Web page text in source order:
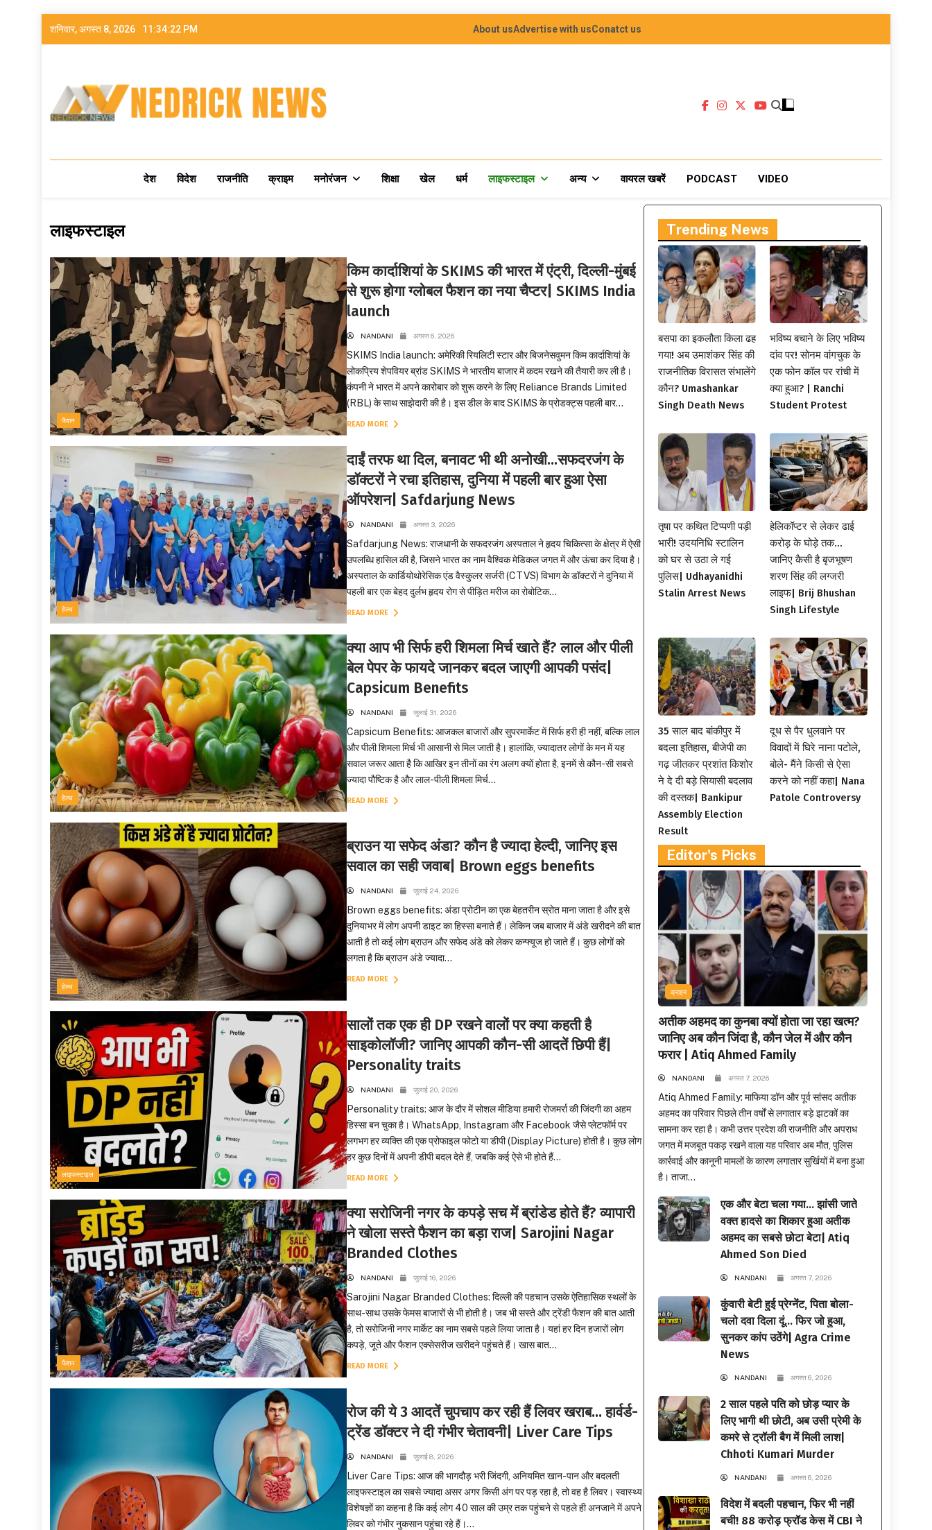
शनिवार, अगस्त 8, 2026 11:34:23 PM About usAdvertise with usConatct us
NEDRICK NEWS
देश विदेश राजनीति क्राइम मनोरंजन शिक्षा खेल धर्म लाइफस्टाइल अन्य वायरल खबरें PODCAST VIDEO
लाइफस्टाइल
फैशन
किम कार्दाशियां के SKIMS की भारत में एंट्री, दिल्ली-मुंबई
से शुरू होगा ग्लोबल फैशन का नया चैप्टर| SKIMS India
launch
NANDANI अगस्त 6, 2026
SKIMS India launch: अमेरिकी रियलिटी स्टार और बिजनेसवुमन किम कार्दाशियां के
लोकप्रिय शेपवियर ब्रांड SKIMS ने भारतीय बाजार में कदम रखने की तैयारी कर ली है।
कंपनी ने भारत में अपने कारोबार को शुरू करने के लिए Reliance Brands Limited
(RBL) के साथ साझेदारी की है। इस डील के बाद SKIMS के प्रोडक्ट्स पहली बार...
READ MORE
हेल्थ
दाईं तरफ था दिल, बनावट भी थी अनोखी…सफदरजंग के
डॉक्टरों ने रचा इतिहास, दुनिया में पहली बार हुआ ऐसा
ऑपरेशन| Safdarjung News
NANDANI अगस्त 3, 2026
Safdarjung News: राजधानी के सफदरजंग अस्पताल ने हृदय चिकित्सा के क्षेत्र में ऐसी
उपलब्धि हासिल की है, जिसने भारत का नाम वैश्विक मेडिकल जगत में और ऊंचा कर दिया है।
अस्पताल के कार्डियोथोरेसिक एंड वैस्कुलर सर्जरी (CTVS) विभाग के डॉक्टरों ने दुनिया में
पहली बार एक बेहद दुर्लभ हृदय रोग से पीड़ित मरीज का रोबोटिक...
READ MORE
हेल्थ
क्या आप भी सिर्फ हरी शिमला मिर्च खाते हैं? लाल और पीली
बेल पेपर के फायदे जानकर बदल जाएगी आपकी पसंद|
Capsicum Benefits
NANDANI जुलाई 31, 2026
Capsicum Benefits: आजकल बाजारों और सुपरमार्केट में सिर्फ हरी ही नहीं, बल्कि लाल
और पीली शिमला मिर्च भी आसानी से मिल जाती है। हालांकि, ज्यादातर लोगों के मन में यह
सवाल जरूर आता है कि आखिर इन तीनों का रंग अलग क्यों होता है, इनमें से कौन-सी सबसे
ज्यादा पौष्टिक है और लाल-पीली शिमला मिर्च...
READ MORE
हेल्थ
ब्राउन या सफेद अंडा? कौन है ज्यादा हेल्दी, जानिए इस
सवाल का सही जवाब| Brown eggs benefits
NANDANI जुलाई 24, 2026
Brown eggs benefits: अंडा प्रोटीन का एक बेहतरीन स्रोत माना जाता है और इसे
दुनियाभर में लोग अपनी डाइट का हिस्सा बनाते हैं। लेकिन जब बाजार में अंडे खरीदने की बात
आती है तो कई लोग ब्राउन और सफेद अंडे को लेकर कन्फ्यूज हो जाते हैं। कुछ लोगों को
लगता है कि ब्राउन अंडे ज्यादा...
READ MORE
लाइफस्टाइल
सालों तक एक ही DP रखने वालों पर क्या कहती है
साइकोलॉजी? जानिए आपकी कौन-सी आदतें छिपी हैं|
Personality traits
NANDANI जुलाई 20, 2026
Personality traits: आज के दौर में सोशल मीडिया हमारी रोजमर्रा की जिंदगी का अहम
हिस्सा बन चुका है। WhatsApp, Instagram और Facebook जैसे प्लेटफॉर्म पर
लगभग हर व्यक्ति की एक प्रोफाइल फोटो या डीपी (Display Picture) होती है। कुछ लोग
हर कुछ दिनों में अपनी डीपी बदल देते हैं, जबकि कई ऐसे भी होते हैं...
READ MORE
फैशन
क्या सरोजिनी नगर के कपड़े सच में ब्रांडेड होते हैं? व्यापारी
ने खोला सस्ते फैशन का बड़ा राज| Sarojini Nagar
Branded Clothes
NANDANI जुलाई 16, 2026
Sarojini Nagar Branded Clothes: दिल्ली की पहचान उसके ऐतिहासिक स्थलों के
साथ-साथ उसके फेमस बाजारों से भी होती है। जब भी सस्ते और ट्रेंडी फैशन की बात आती
है, तो सरोजिनी नगर मार्केट का नाम सबसे पहले लिया जाता है। यहां हर दिन हजारों लोग
कपड़े, जूते और फैशन एक्सेसरीज खरीदने पहुंचते हैं। खास बात...
READ MORE
रोज की ये 3 आदतें चुपचाप कर रही हैं लिवर खराब… हार्वर्ड-
ट्रेंड डॉक्टर ने दी गंभीर चेतावनी| Liver Care Tips
NANDANI जुलाई 8, 2026
Liver Care Tips: आज की भागदौड़ भरी जिंदगी, अनियमित खान-पान और बदलती
लाइफस्टाइल का सबसे ज्यादा असर अगर किसी अंग पर पड़ रहा है, तो वह है लिवर। स्वास्थ्य
विशेषज्ञों का कहना है कि कई लोग 40 साल की उम्र तक पहुंचने से पहले ही अनजाने में अपने
लिवर को गंभीर नुकसान पहुंचा रहे हैं।...
Trending News
बसपा का इकलौता किला ढह
गया! अब उमाशंकर सिंह की
राजनीतिक विरासत संभालेंगे
कौन? Umashankar
Singh Death News
भविष्य बचाने के लिए भविष्य
दांव पर! सोनम वांगचुक के
एक फोन कॉल पर रांची में
क्या हुआ? | Ranchi
Student Protest
तृषा पर कथित टिप्पणी पड़ी
भारी! उदयनिधि स्टालिन
को घर से उठा ले गई
पुलिस| Udhayanidhi
Stalin Arrest News
हेलिकॉप्टर से लेकर ढाई
करोड़ के घोड़े तक…
जानिए कैसी है बृजभूषण
शरण सिंह की लग्जरी
लाइफ| Brij Bhushan
Singh Lifestyle
35 साल बाद बांकीपुर में
बदला इतिहास, बीजेपी का
गढ़ जीतकर प्रशांत किशोर
ने दे दी बड़े सियासी बदलाव
की दस्तक| Bankipur
Assembly Election
Result
दूध से पैर धुलवाने पर
विवादों में घिरे नाना पटोले,
बोले- मैंने किसी से ऐसा
करने को नहीं कहा| Nana
Patole Controversy
Editor's Picks
क्राइम
अतीक अहमद का कुनबा क्यों होता जा रहा खत्म?
जानिए अब कौन जिंदा है, कौन जेल में और कौन
फरार | Atiq Ahmed Family
NANDANI अगस्त 7, 2026
Atiq Ahmed Family: माफिया डॉन और पूर्व सांसद अतीक
अहमद का परिवार पिछले तीन वर्षों से लगातार बड़े झटकों का
सामना कर रहा है। कभी उत्तर प्रदेश की राजनीति और अपराध
जगत में मजबूत पकड़ रखने वाला यह परिवार अब मौत, पुलिस
कार्रवाई और कानूनी मामलों के कारण लगातार सुर्खियों में बना हुआ
है। ताजा...
एक और बेटा चला गया… झांसी जाते
वक्त हादसे का शिकार हुआ अतीक
अहमद का सबसे छोटा बेटा| Atiq
Ahmed Son Died
NANDANI अगस्त 7, 2026
कुंवारी बेटी हुई प्रेग्नेंट, पिता बोला-
चलो दवा दिला दूं… फिर जो हुआ,
सुनकर कांप उठेंगे| Agra Crime
News
NANDANI अगस्त 6, 2026
2 साल पहले पति को छोड़ प्यार के
लिए भागी थी छोटी, अब उसी प्रेमी के
कमरे से ट्रॉली बैग में मिली लाश|
Chhoti Kumari Murder
NANDANI अगस्त 6, 2026
विदेश में बदली पहचान, फिर भी नहीं
बची! 88 करोड़ फ्रॉड केस में CBI ने